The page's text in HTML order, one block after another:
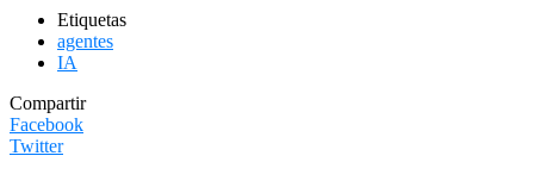
Etiquetas
agentes
IA
Compartir
Facebook
Twitter